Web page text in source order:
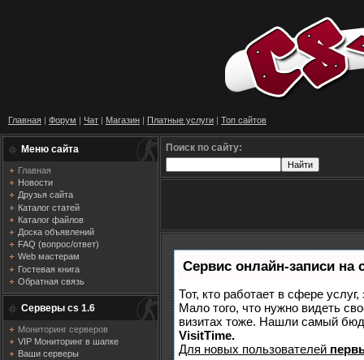
Главная | Форум | Чат | Магазин | Платные услуги | Топ сайтов
Меню сайта
Главная
Новости
Друзья сайта
Каталог статей
Каталог файлов
Доска объявлений
FAQ (вопрос/ответ)
Web мастерам
Гостевая книга
Обратная связь
Серверы cs 1.6
Мониторинг серверов
VIP Мониторинг в шапке
Ваши серверы
Поиск по сайту:
Сервис онлайн-записи на
Тот, кто работает в сфере
Мало того, что нужно видеть
визитах тоже. Нашли самый
VisitTime.
Для новых пользователей